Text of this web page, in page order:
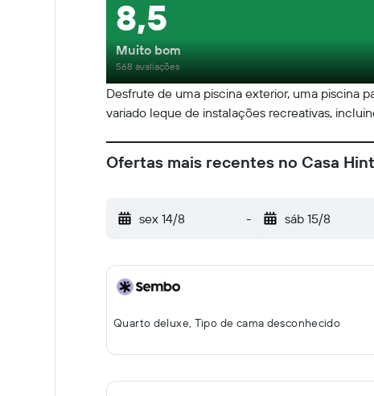
Desfrute de uma piscina exterior, uma piscina
variado leque de instalações recreativas,
8,5
Muito bom
568 avaliações
Ofertas mais recentes no Casa
sex 14/8 - sáb 15/8
Quarto deluxe, Tipo de cama desconhecido